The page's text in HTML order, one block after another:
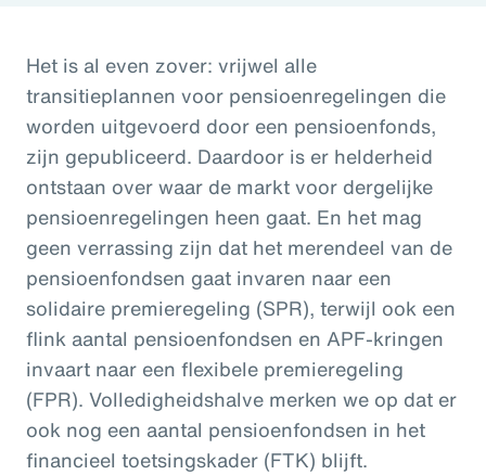
Het is al even zover: vrijwel alle
transitieplannen voor pensioenregelingen die
worden uitgevoerd door een pensioenfonds,
zijn gepubliceerd. Daardoor is er helderheid
ontstaan over waar de markt voor dergelijke
pensioenregelingen heen gaat. En het mag
geen verrassing zijn dat het merendeel van de
pensioenfondsen gaat invaren naar een
solidaire premieregeling (SPR), terwijl ook een
flink aantal pensioenfondsen en APF-kringen
invaart naar een flexibele premieregeling
(FPR). Volledigheidshalve merken we op dat er
ook nog een aantal pensioenfondsen in het
financieel toetsingskader (FTK) blijft.